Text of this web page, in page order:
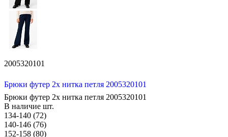
2005320101
Брюки футер 2х нитка петля 2005320101
Брюки футер 2х нитка петля 2005320101
В наличие шт.
134-140 (72)
140-146 (76)
152-158 (80)